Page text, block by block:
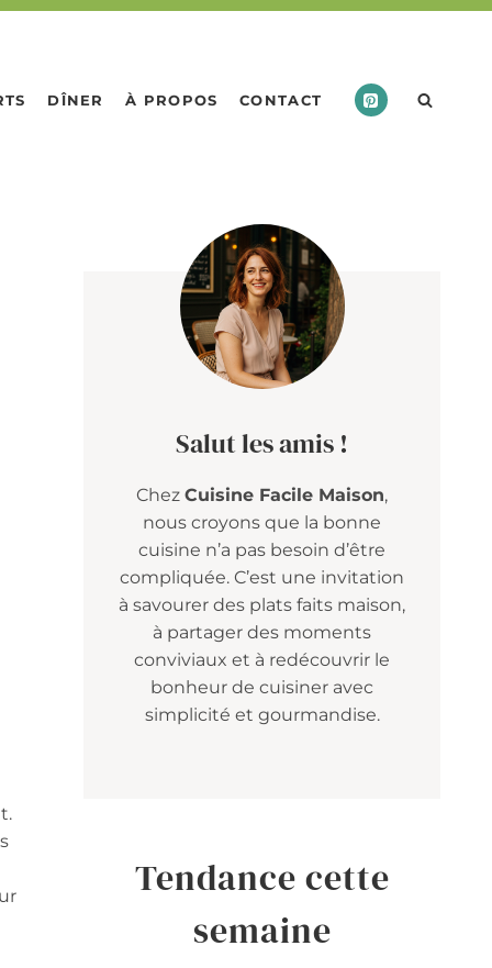
DÎNER À PROPOS CONTACT
Salut les amis !
Chez Cuisine Facile Maison,
nous croyons que la bonne
cuisine n’a pas besoin d’être
compliquée. C’est une invitation
à savourer des plats faits maison,
à partager des moments
conviviaux et à redécouvrir le
bonheur de cuisiner avec
simplicité et gourmandise.
Tendance cette
semaine